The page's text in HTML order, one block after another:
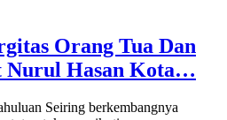
Orang Tua Dan
Nurul Hasan Kota…
Seiring berkembangnya